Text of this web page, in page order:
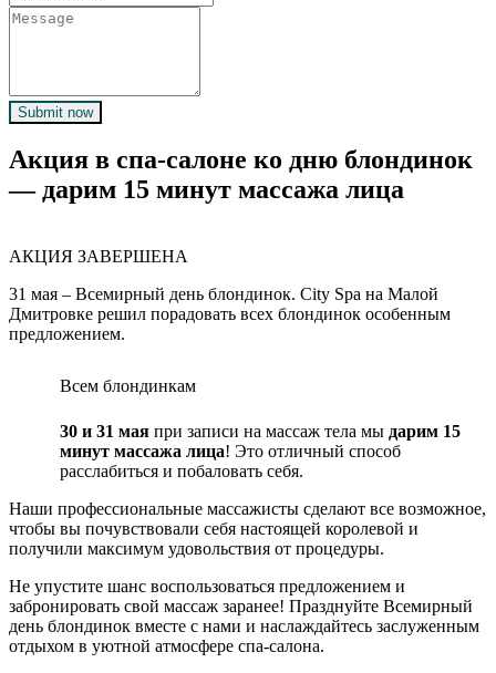
Submit now
Акция в спа-салоне ко дню блондинок
— дарим 15 минут массажа лица
АКЦИЯ ЗАВЕРШЕНА
31 мая – Всемирный день блондинок. City Spa на Малой
Дмитровке решил порадовать всех блондинок особенным
предложением.
Всем блондинкам
30 и 31 мая при записи на массаж тела мы дарим 15
минут массажа лица! Это отличный способ
расслабиться и побаловать себя.
Наши профессиональные массажисты сделают все возможное,
чтобы вы почувствовали себя настоящей королевой и
получили максимум удовольствия от процедуры.
Не упустите шанс воспользоваться предложением и
забронировать свой массаж заранее! Празднуйте Всемирный
день блондинок вместе с нами и наслаждайтесь заслуженным
отдыхом в уютной атмосфере спа-салона.